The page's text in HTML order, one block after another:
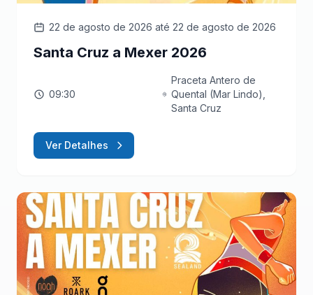
22 de agosto de 2026 até 22 de agosto de 2026
Santa Cruz a Mexer 2026
09:30
Praceta Antero de
Quental (Mar Lindo),
Santa Cruz
Ver Detalhes